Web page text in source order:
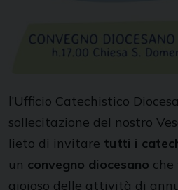
l’Ufficio Catechistico
sollecitazione del nostro
lieto di invitare tutti i
un convegno diocesano che
gioioso delle attività di